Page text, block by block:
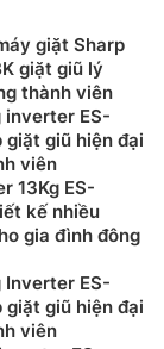
giặt Sharp
giặt giũ lý
thành viên
inverter ES-
giặt giũ hiện đại
viên
13Kg ES-
kế nhiều
gia đình đông
Inverter ES-
giặt giũ hiện đại
viên